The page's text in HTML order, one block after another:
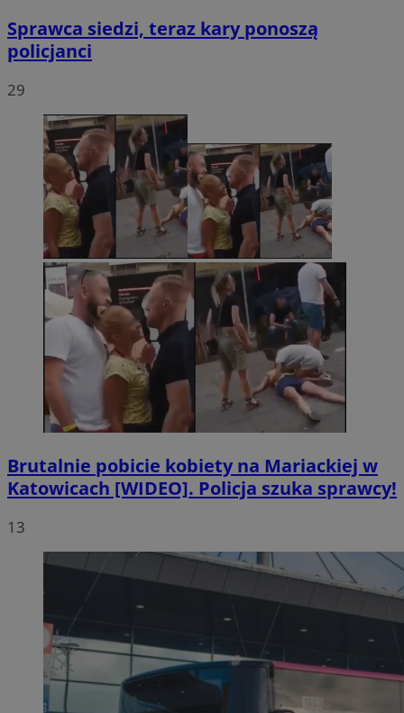
Sprawca siedzi, teraz kary ponoszą
policjanci
29
Brutalnie pobicie kobiety na Mariackiej w
Katowicach [WIDEO]. Policja szuka sprawcy!
13